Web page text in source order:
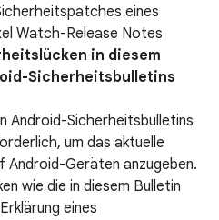
eines
Watch-Release Notes
in diesem
Sicherheitsbulletins
Android-Sicherheitsbulletins
um das aktuelle
Geräten anzugeben.
wie die in diesem Bulletin
eines